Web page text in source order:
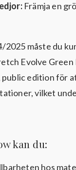
Främja en
måste du
Evolve
public edition för
vilket
kan du:
hos